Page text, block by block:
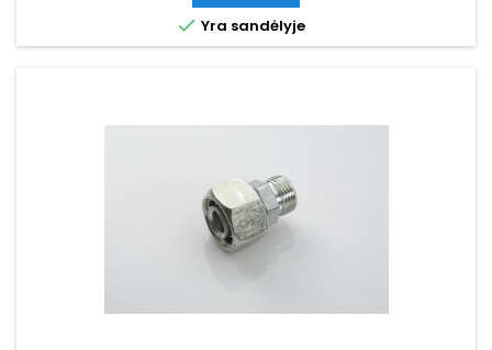
 Yra sandėlyje